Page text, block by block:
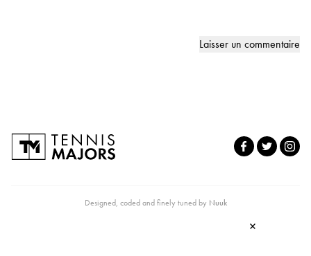
Designed, coded and finely tuned by Nuuk
×